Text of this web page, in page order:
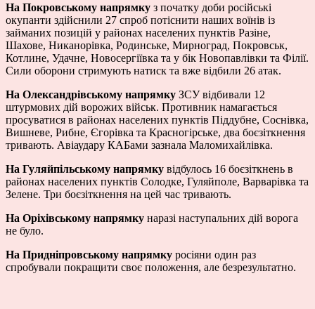
На Покровському напрямку з початку доби російські
окупанти здійснили 27 спроб потіснити наших воїнів із
займаних позицій у районах населених пунктів Разіне,
Шахове, Никанорівка, Родинське, Мирноград, Покровськ,
Котлине, Удачне, Новосергіївка та у бік Новопавлівки та Філії.
Сили оборони стримують натиск та вже відбили 26 атак.
На Олександрівському напрямку ЗСУ відбивали 12
штурмових дій ворожих військ. Противник намагається
просуватися в районах населених пунктів Піддубне, Соснівка,
Вишневе, Рибне, Єгорівка та Красногірське, два боєзіткнення
тривають. Авіаудару КАБами зазнала Маломихайлівка.
На Гуляйпільському напрямку відбулось 16 боєзіткнень в
районах населених пунктів Солодке, Гуляйполе, Варварівка та
Зелене. Три боєзіткнення на цей час тривають.
На Оріхівському напрямку наразі наступальних дій ворога
не було.
На Придніпровському напрямку росіяни один раз
спробували покращити своє положення, але безрезультатно.